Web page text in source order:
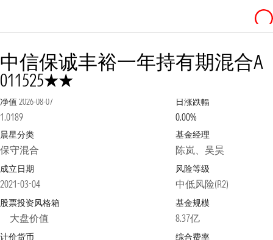
中信保诚丰裕一年持有期混合A
011525
2星
净值 2026-08-07
1.0189
日涨跌幅
0.00%
晨星分类
保守混合
基金经理
陈岚、吴昊
成立日期
2021-03-04
风险等级
中低风险(R2)
股票投资风格箱
大盘价值
基金规模
8.37亿
计价货币 综合费率